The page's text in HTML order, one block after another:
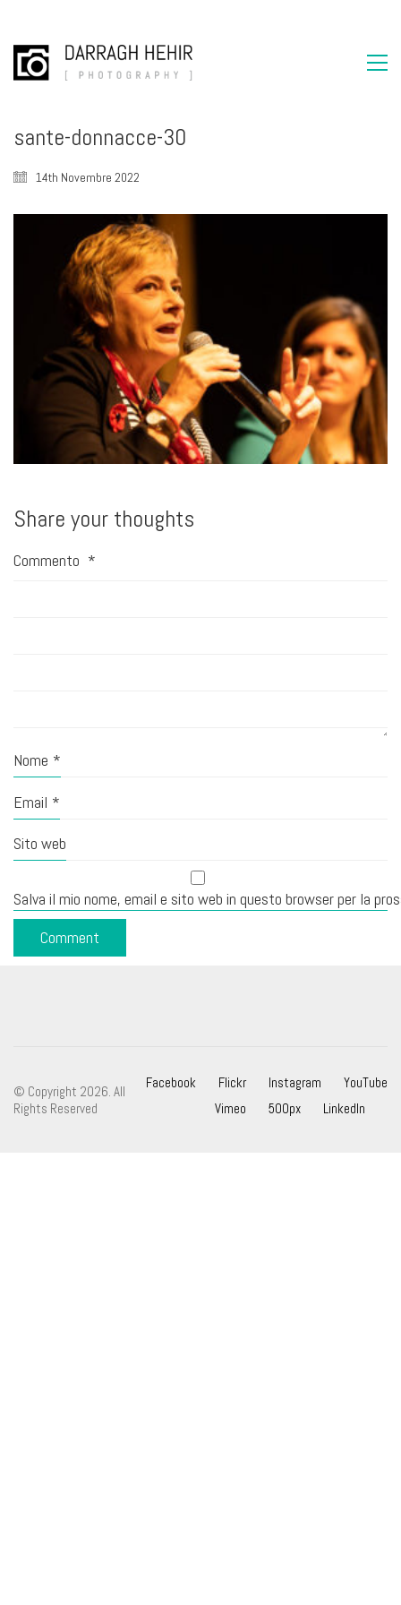
sante-donnacce-30
14th Novembre 2022
Share your thoughts
Commento *
Nome *
Email *
Sito web
Salva il mio nome, email e sito web in questo browser per la
Facebook Flickr Instagram
YouTube
Vimeo
500px LinkedIn
© Copyright 2026. All
Rights Reserved